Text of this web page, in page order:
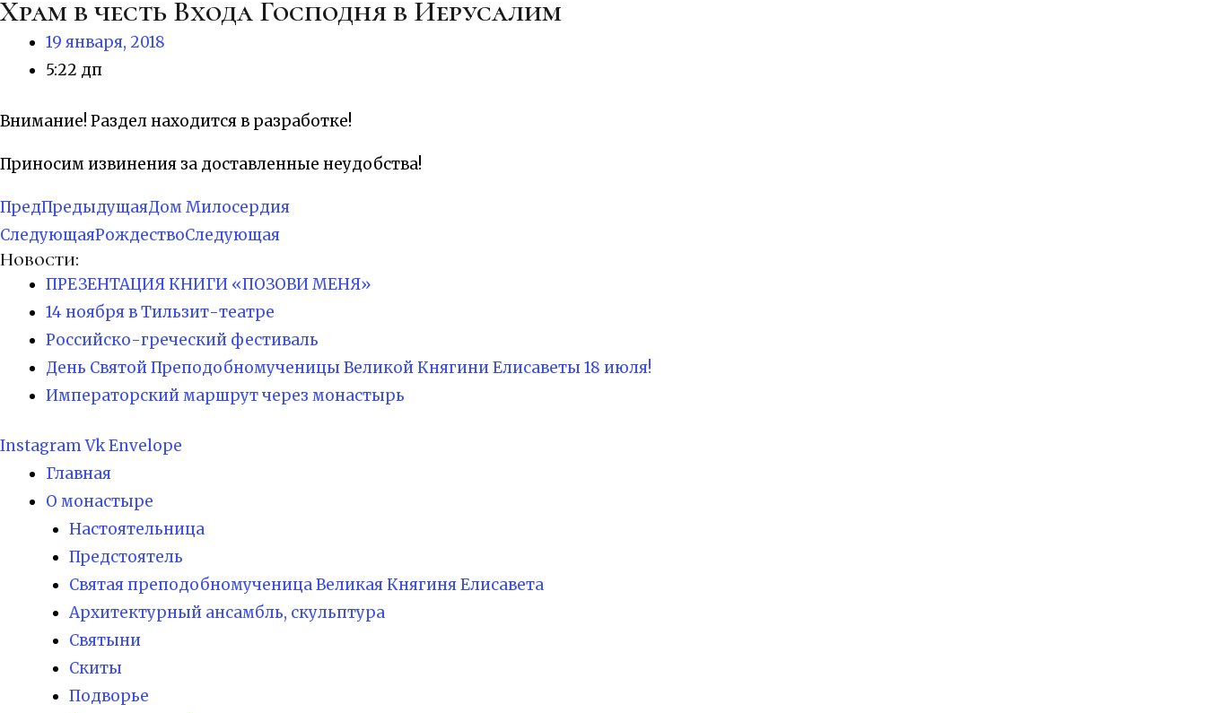
Храм в честь Входа Господня в Иерусалим
19 января, 2018
5:22 дп
Внимание! Раздел находится в разработке!
Приносим извинения за доставленные неудобства!
ПредПредыдущаяДом Милосердия
СледующаяРождествоСледующая
Новости:
ПРЕЗЕНТАЦИЯ КНИГИ «ПОЗОВИ МЕНЯ»
14 ноября в Тильзит-театре
Российско-греческий фестиваль
День Святой Преподобномученицы Великой Княгини Елисаветы 18 июля!
Императорский маршрут через монастырь
InstagramVkEnvelope
Главная
О монастыре
Настоятельница
Предстоятель
Святая преподобномученица Великая Княгиня Елисавета
Архитектурный ансамбль, скульптура
Святыни
Скиты
Подворье